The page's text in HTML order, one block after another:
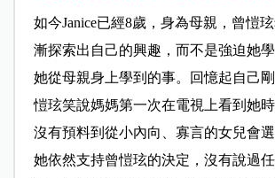
如今Janice已經8歲，身為母親，曾愷
漸探索出自己的興趣，而不是強迫她
她從母親身上學到的事。回憶起自己
愷玹笑說媽媽第一次在電視上看到她
沒有預料到從小內向、寡言的女兒會
她依然支持曾愷玹的決定，沒有說過